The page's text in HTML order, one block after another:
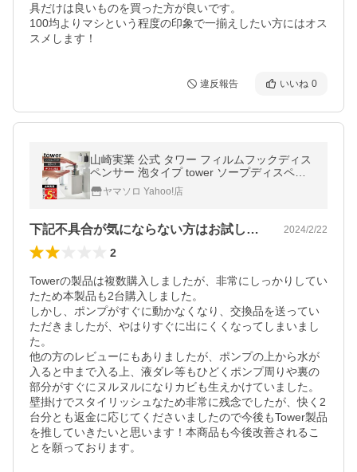
具だけは良いものを買った方が良いです。
100均よりマシという程度の印象で一揃えしたい方にはオス
スメします！
違反報告 いいね 0
山崎実業 公式 タワー フィルムフックディス
ペンサー 泡タイプ tower ソープディスペン
サー フォームディスペンサー 詰替え 3683 3
684ヤマソロ Yahoo!店
下記不具合が気にならない方はお試し下さい 2024/2/22
2
Towerの製品は複数購入しましたが、非常にしっかりしてい
たため本製品も2台購入しました。
しかし、ポンプがすぐに動かなくなり、交換品を送ってい
ただきましたが、やはりすぐに出にくくなってしまいまし
た。
他の方のレビューにもありましたが、ポンプの上から水が
入ると中まで入る上、液ダレ等もひどくポンプ周りや裏の
部分がすぐにヌルヌルになりカビも生えかけていました。
壁掛けでスタイリッシュなため非常に残念でしたが、快く2
台分とも返金に応じてくださいましたので今後もTower製品
を推していきたいと思います！本商品も今後改善されるこ
とを願っております。